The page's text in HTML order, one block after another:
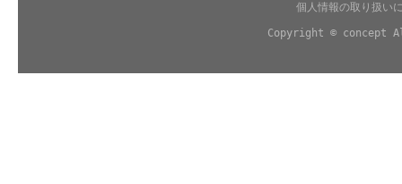
個人情報の取り扱い
Copyright © concept